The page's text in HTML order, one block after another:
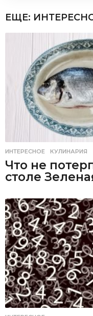
ЕЩЕ:
ИНТЕРЕСНОЕ ,КУЛИНАРИЯ
Что не
столе